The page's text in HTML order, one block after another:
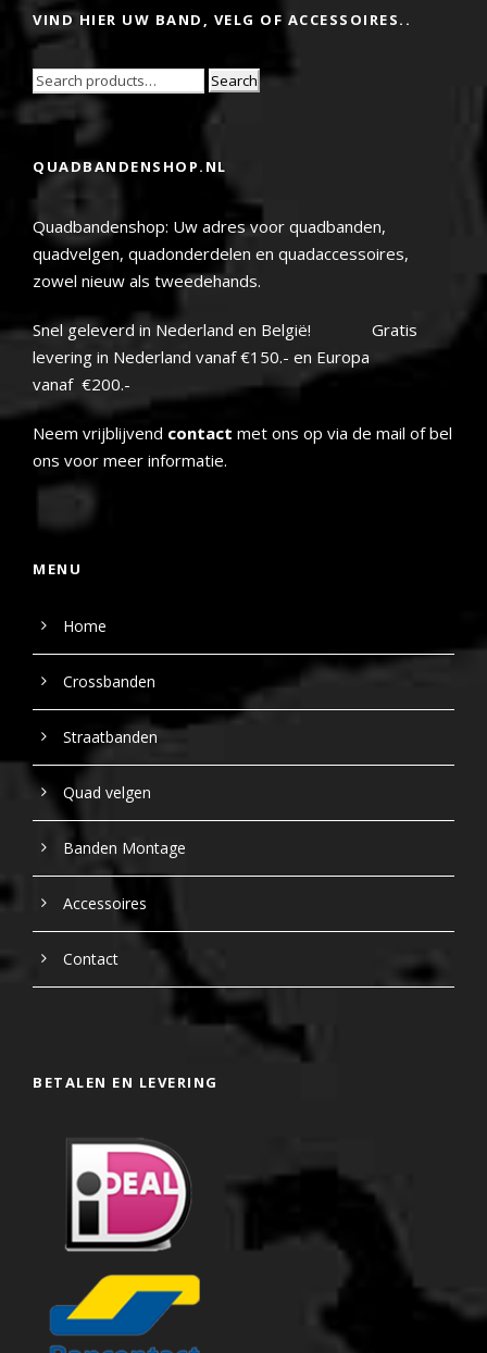
VIND HIER UW BAND, VELG OF ACCESSOIRES..
Search
QUADBANDENSHOP.NL
Quadbandenshop: Uw adres voor quadbanden,
quadvelgen, quadonderdelen en quadaccessoires,
zowel nieuw als tweedehands.
Snel geleverd in Nederland en België! Gratis
levering in Nederland vanaf €150.- en Europa
vanaf €200.-
Neem vrijblijvend contact met ons op via de mail of bel
ons voor meer informatie.
MENU
Home
Crossbanden
Straatbanden
Quad velgen
Banden Montage
Accessoires
Contact
BETALEN EN LEVERING